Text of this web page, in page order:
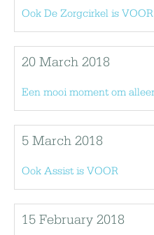
Ook De Zorgcirkel is VOOR
20 March 2018
Een mooi moment om
5 March 2018
Ook Assist is VOOR
15 February 2018